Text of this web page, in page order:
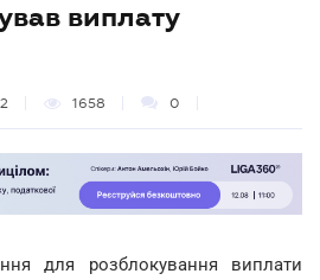
виплату
1658 0
для розблокування виплати